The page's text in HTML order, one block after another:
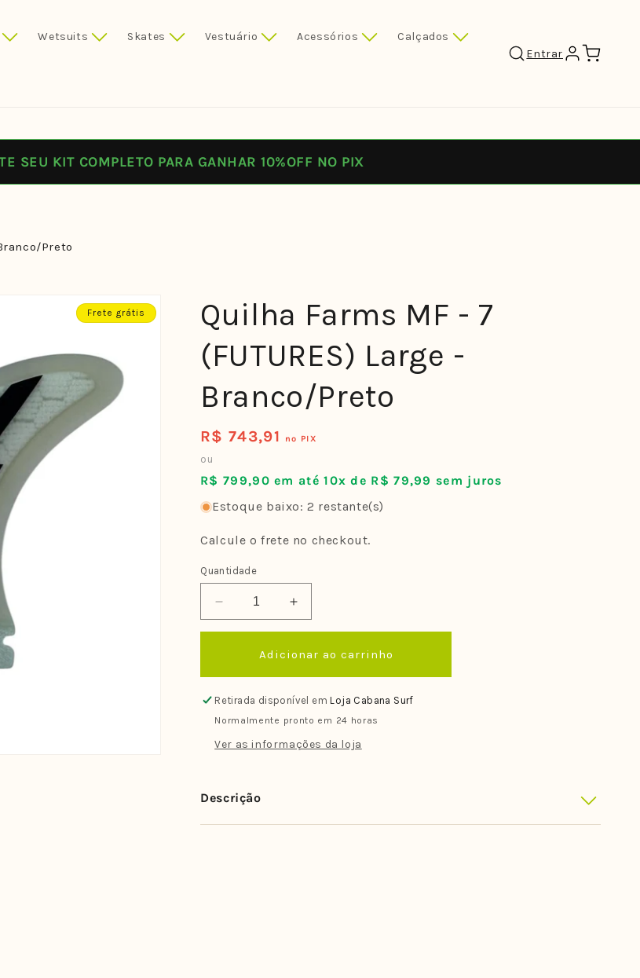
Wetsuits Skates Vestuário Acessórios Calçados
Entrar Carrinho
SEU KIT COMPLETO PARA GANHAR 10%OFF NO PIX
Preto
Frete grátis
Quilha Farms MF - 7
(FUTURES) Large -
Branco/Preto
Preço
normal
R$ 743,91 no PIX
ou
R$ 799,90 em até 10x de R$ 79,99 sem juros
Estoque baixo: 2 restante(s)
Calcule o frete no checkout.
Quantidade
Diminuir
a
Quilha
MF
-
7
Branco/Preto
Aumentar
a
de
Quilha
MF
-
7
Adicionar ao carrinho
Retirada disponível emLoja Cabana Surf
Normalmente pronto em 24 horas
Ver as informações da loja
Descrição